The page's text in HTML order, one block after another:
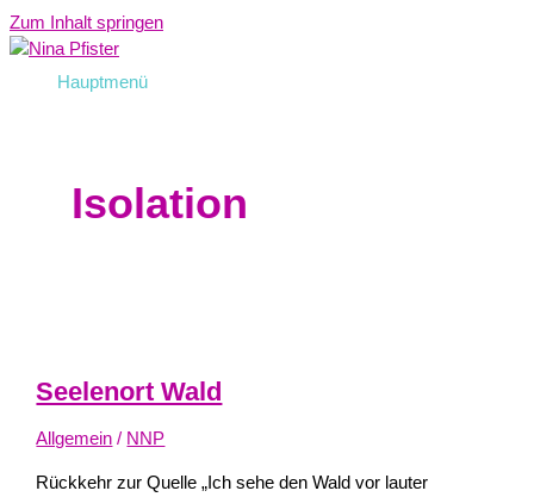
Zum Inhalt springen
Hauptmenü
Isolation
Seelenort Wald
Allgemein / NNP
Rückkehr zur Quelle „Ich sehe den Wald vor lauter